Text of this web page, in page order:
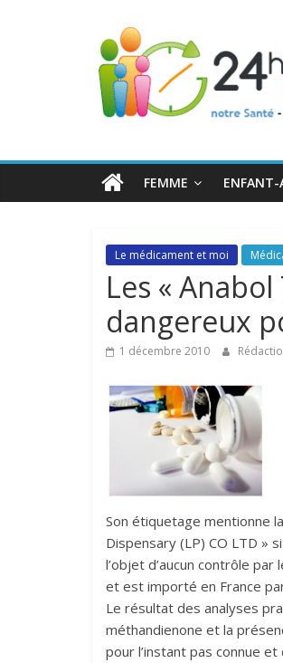
24h
Santé
toute
FEMME ENFANT-
Le médicament et moi
Les «
dangereux
1 décembre 2010
Son étiquetage mentionne
Dispensary (LP) CO LTD »
l’objet d’aucun contrôle
et est importé en France
Le résultat des analyses
méthandienone et la
pour l’instant pas connue